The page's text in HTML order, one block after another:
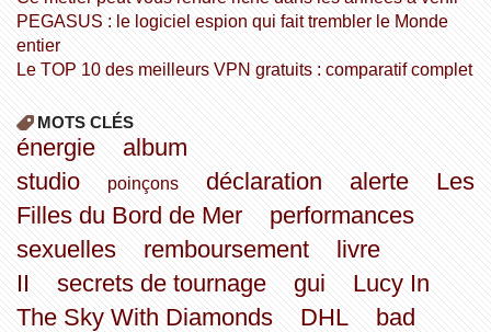
PEGASUS : le logiciel espion qui fait trembler le Monde
entier
Le TOP 10 des meilleurs VPN gratuits : comparatif complet
MOTS CLÉS
énergie
album
studio
poinçons déclaration alerte
Les
Filles du Bord de Mer
performances
sexuelles
remboursement
livre
II
secrets de tournage gui
Lucy In
The Sky With Diamonds
DHL bad